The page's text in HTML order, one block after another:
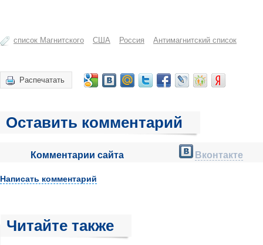
список Магнитского США Россия Антимагнитский список
Распечатать
Оставить комментарий
Комментарии сайта Вконтакте
Написать комментарий
Читайте также